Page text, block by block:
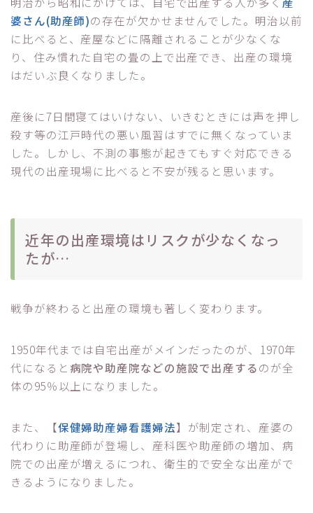
婆さん(助産師)の存在が欠かせませんでした。明治以前
に比べると、産屋などに隔離されることが少なくな
り、住み慣れた自宅の畳の上で出産でき、出産の環境
はだいぶ良くなりました。
産後に7日間寝てはいけない、いきむときには声を押し
殺す等の江戸時代の悪い風習はすでに無くなっていま
した。しかし、不測の事態が起きてもすぐ対応できる
現代の出産現場に比べると不安が残ると思います。
近年の出産環境はリスクが少なくなっ
たが…
戦争が終わると出産の環境も著しく変わります。
1950年代までは自宅出産がメインだったのが、1970年
代になると 病院や助産院などの施設で出産するのが全
体の95％以上になりました。
また、【保健婦助産婦看護婦法】が制定され、産婆の
代わりに助産師が登場し、産科医や助産師の増加、病
院での出産が増えるにつれ、衛生的で安全な出産がで
きるようになりました。